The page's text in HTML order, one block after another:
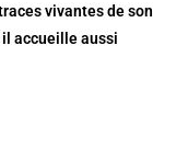
vivantes de son
accueille aussi